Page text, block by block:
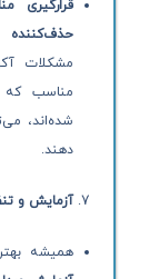
قرارگیری
حذف‌کننده
مشکلات
مناسب که
شده‌اند،
دهند.
آزمایش و
همیشه